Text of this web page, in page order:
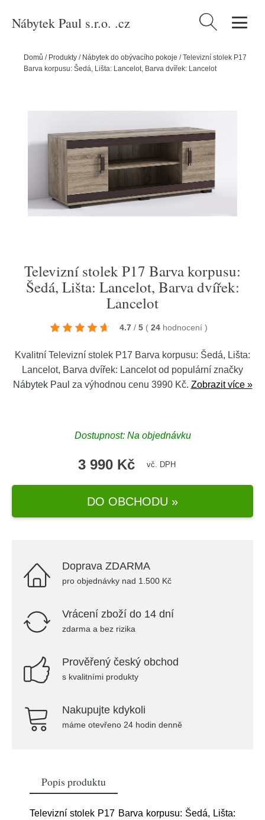
Nábytek Paul s.r.o. .cz Vyhledávání
Domů / Produkty / Nábytek do obývacího pokoje /Televizní stolek P17
Barva korpusu: Šedá, Lišta: Lancelot, Barva dvířek: Lancelot
Televizní stolek P17 Barva korpusu:
Šedá, Lišta: Lancelot, Barva dvířek:
Lancelot
4.7 / 5 ( 24 hodnocení )
Kvalitní Televizní stolek P17 Barva korpusu: Šedá, Lišta:
Lancelot, Barva dvířek: Lancelot od populární značky
Nábytek Paul za výhodnou cenu 3990 Kč. Zobrazit více »
Dostupnost: Na objednávku
3 990 Kč vč. DPH
DO OBCHODU »
Doprava ZDARMA
pro objednávky nad 1.500 Kč
Vrácení zboží do 14 dní
zdarma a bez rizika
Prověřený český obchod
s kvalitními produkty
Nakupujte kdykoli
máme otevřeno 24 hodin denně
Popis produktu
Televizní stolek P17 Barva korpusu: Šedá, Lišta: